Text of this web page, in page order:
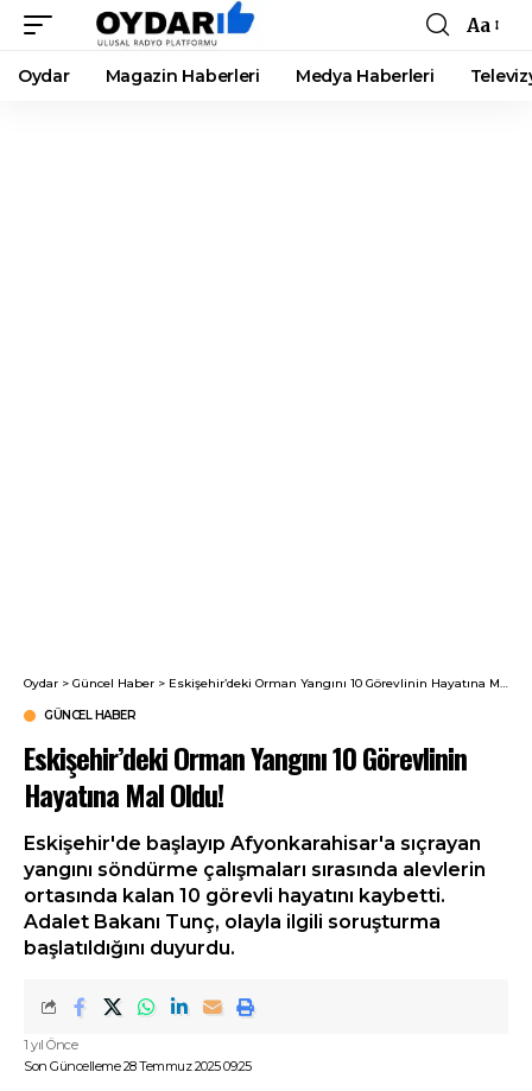
Font
Resizer
Aa
Oydar Magazin Haberleri Medya Haberleri
Oydar > Güncel Haber > Eskişehir’deki Orman Yangını 10 Görevlinin Hayatına Mal Oldu!
GÜNCEL HABER
Eskişehir’deki Orman Yangını 10 Görevlinin
Hayatına Mal Oldu!
Eskişehir'de başlayıp Afyonkarahisar'a sıçrayan
yangını söndürme çalışmaları sırasında alevlerin
ortasında kalan 10 görevli hayatını kaybetti.
Adalet Bakanı Tunç, olayla ilgili soruşturma
başlatıldığını duyurdu.
Son Güncelleme 28 Temmuz 2025 09:25
1 yıl Önce